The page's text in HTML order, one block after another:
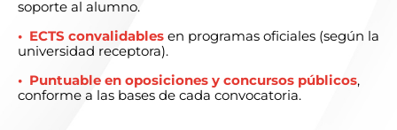
soporte al alumno.
• ECTS convalidables en programas oficiales (según la
universidad receptora).
• Puntuable en oposiciones y concursos públicos,
conforme a las bases de cada convocatoria.